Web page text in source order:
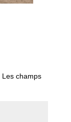
Les champs